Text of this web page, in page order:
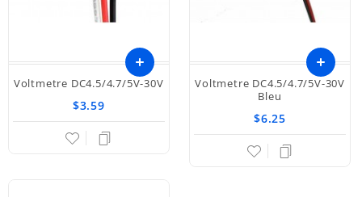
Voltmetre DC4.5/4.7/5V-30V
$3.59
Voltmetre DC4.5/4.7/5V-30V
Bleu
$6.25